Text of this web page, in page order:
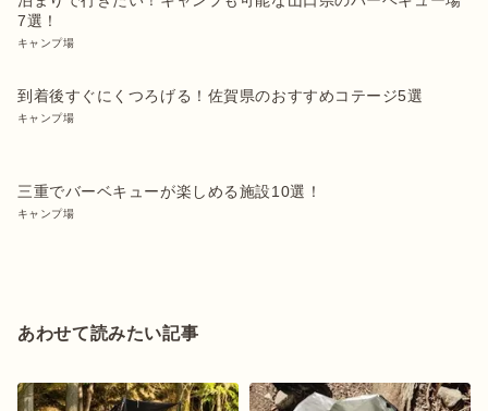
7選！
キャンプ場
到着後すぐにくつろげる！佐賀県のおすすめコテージ5選
キャンプ場
三重でバーベキューが楽しめる施設10選！
キャンプ場
あわせて読みたい記事